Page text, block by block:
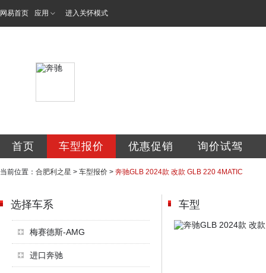
网易首页 应用 进入关怀模式
首页 车型报价 优惠促销 询价试驾
当前位置： 合肥利之星 > 车型报价 > 奔驰GLB 2024款 改款 GLB 220 4MATIC
选择车系
梅赛德斯-AMG
进口奔驰
车型